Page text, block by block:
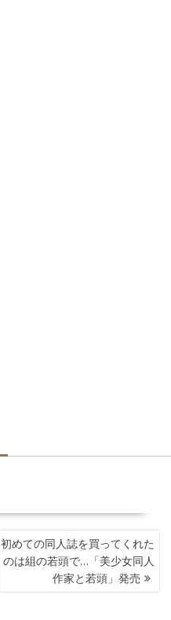
初めての同人誌を買ってくれた
のは組の若頭で…「美少女同人
作家と若頭」発売